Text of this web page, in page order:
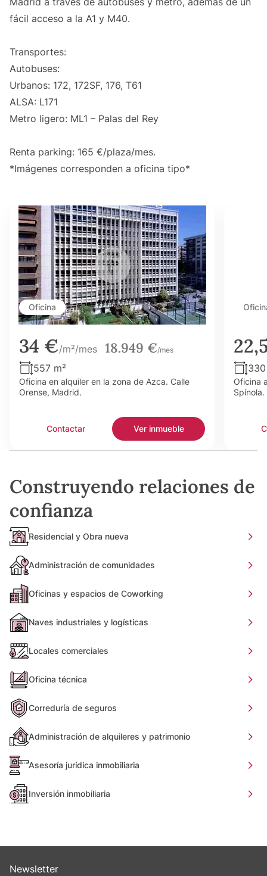
fácil acceso a la A1 y M40.
Transportes:
Autobuses:
Urbanos: 172, 172SF, 176, T61
ALSA: L171
Metro ligero: ML1 – Palas del Rey
Renta parking: 165 €/plaza/mes.
*Imágenes corresponden a oficina tipo*
Oficina
34 €/m²/mes 18.949 €/mes
557 m²
Oficina en alquiler en la zona de Azca. Calle
Orense, Madrid.
Contactar Ver inmueble
Oficina
Spínola.
Construyendo relaciones de
confianza
Residencial y Obra nueva
Administración de comunidades
Oficinas y espacios de Coworking
Naves industriales y logísticas
Locales comerciales
Oficina técnica
Correduría de seguros
Administración de alquileres y patrimonio
Asesoría jurídica inmobiliaria
Inversión inmobiliaria
Newsletter